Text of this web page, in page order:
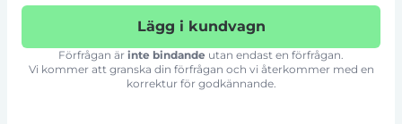
Lägg i kundvagn
Förfrågan är inte bindande utan endast en förfrågan.
Vi kommer att granska din förfrågan och vi återkommer med en
korrektur för godkännande.